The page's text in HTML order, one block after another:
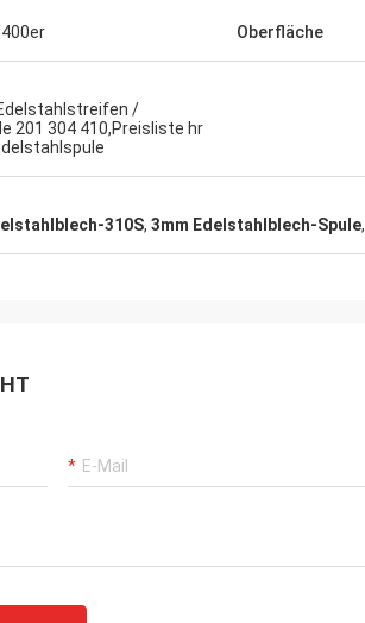
Oberfläche
/
201 304 410,Preisliste hr
310S, 3mm Edelstahlblech-Spule,